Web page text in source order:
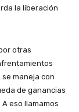
la liberación
otras
se maneja con
de ganancias
eso llamamos